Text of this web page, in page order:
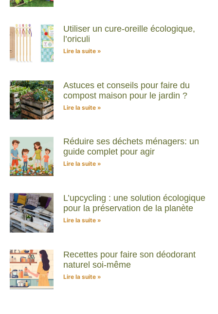
Utiliser un cure-oreille écologique,
l’oriculi
Lire la suite »
Astuces et conseils pour faire du
compost maison pour le jardin ?
Lire la suite »
Réduire ses déchets ménagers: un
guide complet pour agir
Lire la suite »
L’upcycling : une solution écologique
pour la préservation de la planète
Lire la suite »
Recettes pour faire son déodorant
naturel soi-même
Lire la suite »